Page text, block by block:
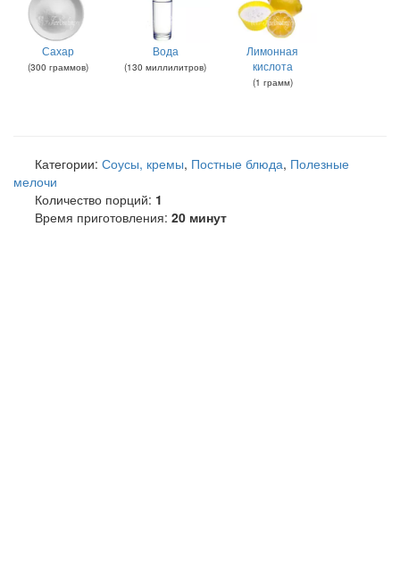
Сахар
(300 граммов)
Вода
(130 миллилитров)
Лимонная
кислота
(1 грамм)
Категории: Соусы, кремы, Постные блюда, Полезные
мелочи
Количество порций: 1
Время приготовления: 20 минут